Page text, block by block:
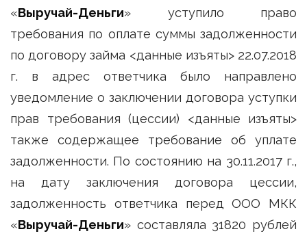
«Выручай-Деньги» уступило право
требования по оплате суммы задолженности
по договору займа <данные изъяты> 22.07.2018
г. в адрес ответчика было направлено
уведомление о заключении договора уступки
прав требования (цессии) <данные изъяты>
также содержащее требование об уплате
задолженности. По состоянию на 30.11.2017 г.,
на дату заключения договора цессии,
задолженность ответчика перед ООО МКК
«Выручай-Деньги» составляла 31820 рублей